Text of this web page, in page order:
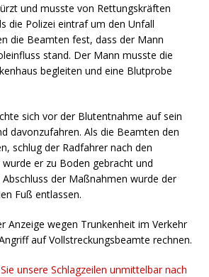
und musste von Rettungskräften
die Polizei eintraf um den Unfall
die Beamten fest, dass der Mann
stand. Der Mann musste die
begleiten und eine Blutprobe
sich vor der Blutentnahme auf sein
davonzufahren. Als die Beamten den
schlug der Radfahrer nach den
er zu Boden gebracht und
der Maßnahmen wurde der
Fuß entlassen.
Anzeige wegen Trunkenheit im Verkehr
auf Vollstreckungsbeamte rechnen.
unsere Schlagzeilen unmittelbar nach